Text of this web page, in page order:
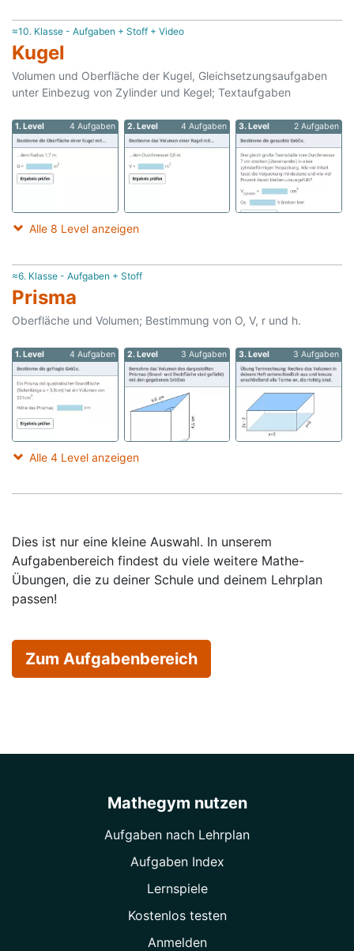
≈10. Klasse - Aufgaben + Stoff + Video
Kugel
Volumen und Oberfläche der Kugel, Gleichsetzungsaufgaben
unter Einbezug von Zylinder und Kegel; Textaufgaben
1. Level 4 Aufgaben 2. Level 4 Aufgaben 3. Level 2 Aufgaben
Alle 8 Level anzeigen
≈6. Klasse - Aufgaben + Stoff
Prisma
Oberfläche und Volumen; Bestimmung von O, V, r und h.
1. Level 4 Aufgaben 2. Level 3 Aufgaben 3. Level 3 Aufgaben
Alle 4 Level anzeigen
Dies ist nur eine kleine Auswahl. In unserem
Aufgabenbereich findest du viele weitere Mathe-
Übungen, die zu deiner Schule und deinem Lehrplan
passen!
Zum Aufgabenbereich
Mathegym nutzen
Aufgaben nach Lehrplan
Aufgaben Index
Lernspiele
Kostenlos testen
Anmelden